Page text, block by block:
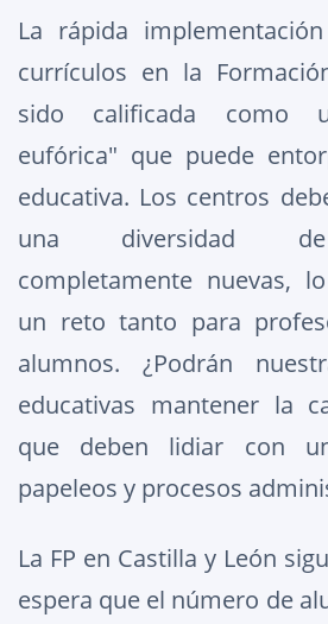
La rápida
currículos en la
sido calificada como
eufórica" que puede
educativa. Los centros
una diversidad de
completamente nuevas,
un reto tanto para
alumnos. ¿Podrán
educativas mantener la
que deben lidiar con
papeleos y procesos
La FP en Castilla y León
espera que el número de